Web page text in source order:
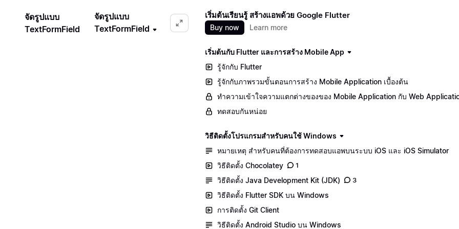
จัดรูปแบบ
TextFormField
จัดรูปแบบ
TextFormField
เริ่มต้นเรียนรู้ สร้างแอพด้วย Google Flutter
Buy now Learn more
เริ่มต้นกับ Flutter และการสร้าง Mobile App
รู้จักกับ Flutter
รู้จักกับภาพรวมขั้นตอนการสร้าง Mobile Application เบื้องต้น
ทำความเข้าใจความแตกต่างของของ Mobile Application กับ Web
ทดสอบกันหน่อย
วิธีติดตั้งโปรแกรมสำหรับคนใช้ Windows
หมายเหตุ สำหรับคนที่ต้องการทดสอบแอพบนระบบ iOS และ iOS Simulator
วิธีติดตั้ง Chocolatey
1
วิธีติดตั้ง Java Development Kit (JDK) 3
วิธีติดตั้ง Flutter SDK บน Windows
การติดตั้ง Git Client
วิธีติดตั้ง Android Studio บน Windows